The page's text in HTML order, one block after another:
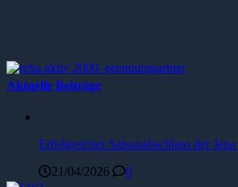
Aktuelle Beiträge
Erfolgreicher Saisonabschluss der
21/04/2026
0